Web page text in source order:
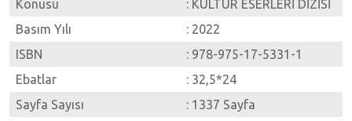
Konusu
: KÜLTÜR ESERLERİ DİZİSİ
Basım Yılı
: 2022
ISBN
: 978-975-17-5331-1
Ebatlar
: 32,5*24
Sayfa Sayısı
: 1337 Sayfa